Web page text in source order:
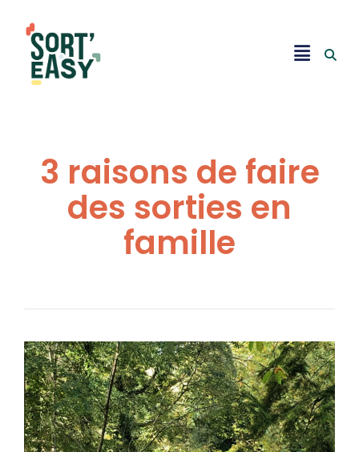
3 raisons de faire
des sorties en
famille